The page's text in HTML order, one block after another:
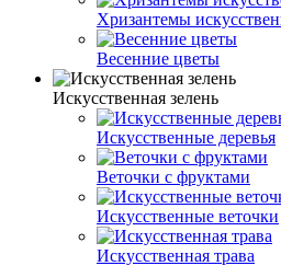
Хризантемы
Весенние цветы
Искусственная зелень
Искусственные деревья
Веточки с фруктами
Искусственные веточки
Искусственная трава